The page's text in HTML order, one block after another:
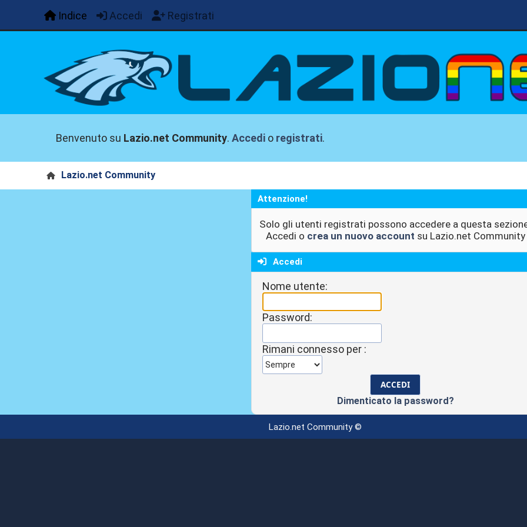
Indice Accedi Registrati
Benvenuto su Lazio.net Community.Accedi o registrati.
Lazio.net Community
Attenzione!
Solo gli utenti registrati possono accedere a questa
Accedi o crea un nuovo account su Lazio.net Community
Accedi
Nome utente:
Password:
Rimani connesso per :
Dimenticato la password?
Lazio.net Community ©